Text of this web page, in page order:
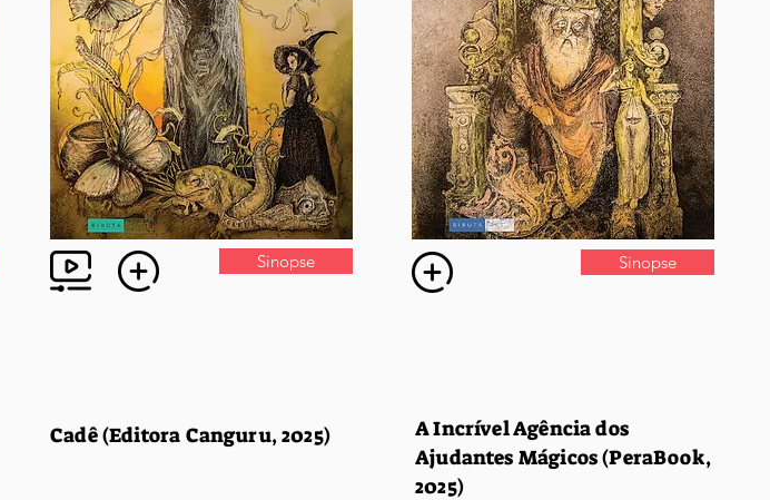
Sinopse Sinopse
Cadê (Editora Canguru, 2025)
A Incrível Agência dos
Ajudantes Mágicos (PeraBook,
2025)